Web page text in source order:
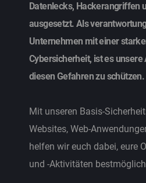
Datenlecks, Hackerangriffen
ausgesetzt. Als
Unternehmen mit einer
Cybersicherheit, ist es
diesen Gefahren zu schützen.
Mit unseren Basis-
Websites, Web-
helfen wir euch dabei, eure
und -Aktivitäten